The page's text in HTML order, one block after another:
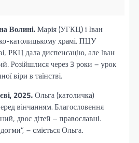
Волині.Марія (УГКЦ) і Іван
католицькому храмі. ПЦУ
РКЦ дала диспенсацію, але Іван
Розійшлися через 3 роки – урок
віри в таїнстві.
2025.Ольга (католичка)
вінчанням. Благословення
двоє дітей – православні.
– сміється Ольга.